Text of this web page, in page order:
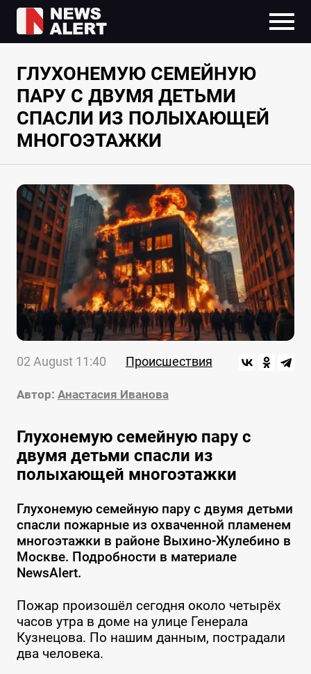
ГЛУХОНЕМУЮ СЕМЕЙНУЮ
ПАРУ С ДВУМЯ ДЕТЬМИ
СПАСЛИ ИЗ ПОЛЫХАЮЩЕЙ
МНОГОЭТАЖКИ
02 August 11:40 Происшествия
Автор: Анастасия Иванова
Глухонемую семейную пару с
двумя детьми спасли из
полыхающей многоэтажки
Глухонемую семейную пару с двумя детьми
спасли пожарные из охваченной пламенем
многоэтажки в районе Выхино-Жулебино в
Москве. Подробности в материале
NewsAlert.
Пожар произошёл сегодня около четырёх
часов утра в доме на улице Генерала
Кузнецова. По нашим данным, пострадали
два человека.